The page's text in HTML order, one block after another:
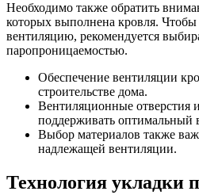
Необходимо также обратить
которых выполнена кровля.
вентиляцию, рекомендуется
паропроницаемостью.
Обеспечение вентиляции
строительстве дома.
Вентиляционные отверстия
поддерживать оптимальный
Выбор материалов также
надлежащей вентиляции.
Технология укладки